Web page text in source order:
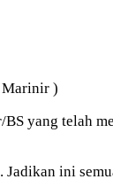
Marinir )
yang telah
ini